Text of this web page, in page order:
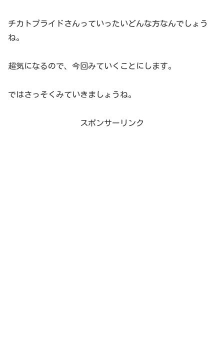
チカトプライドさんっていったいどんな方なんでしょう
ね。
超気になるので、今回みていくことにします。
ではさっそくみていきましょうね。
スポンサーリンク